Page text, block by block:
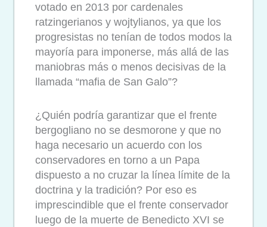
votado en 2013 por cardenales
ratzingerianos y wojtylianos, ya que los
progresistas no tenían de todos modos la
mayoría para imponerse, más allá de las
maniobras más o menos decisivas de la
llamada “mafia de San Galo”?
¿Quién podría garantizar que el frente
bergogliano no se desmorone y que no
haga necesario un acuerdo con los
conservadores en torno a un Papa
dispuesto a no cruzar la línea límite de la
doctrina y la tradición? Por eso es
imprescindible que el frente conservador
luego de la muerte de Benedicto XVI se